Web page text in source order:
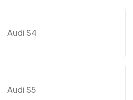
Audi S4
Audi S5